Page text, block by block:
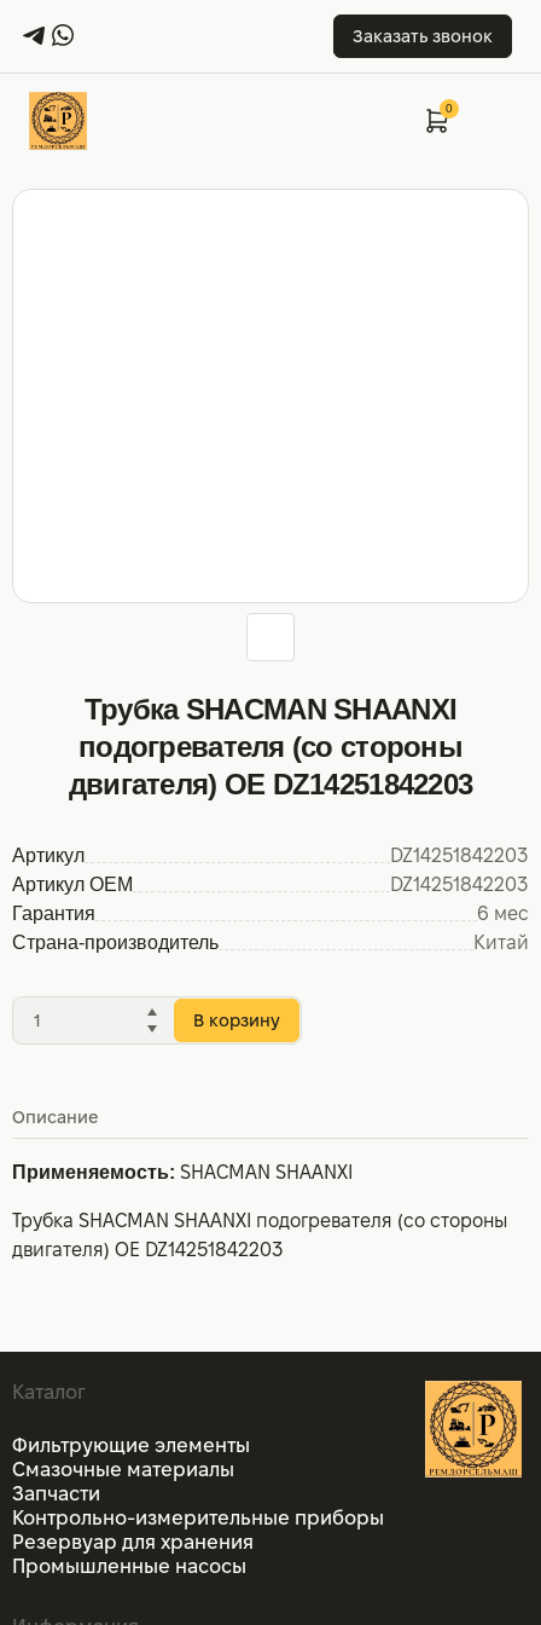
Заказать звонок
Трубка SHACMAN SHAANXI
подогревателя (со стороны
двигателя) OE DZ14251842203
Артикул
DZ14251842203
Артикул OEM
DZ14251842203
Гарантия
6 мес
Страна-производитель
Китай
В корзину
Описание
Применяемость: SHACMAN SHAANXI
Трубка SHACMAN SHAANXI подогревателя (со стороны
двигателя) OE DZ14251842203
Каталог
Фильтрующие элементы
Смазочные материалы
Запчасти
Контрольно-измерительные приборы
Резервуар для хранения
Промышленные насосы